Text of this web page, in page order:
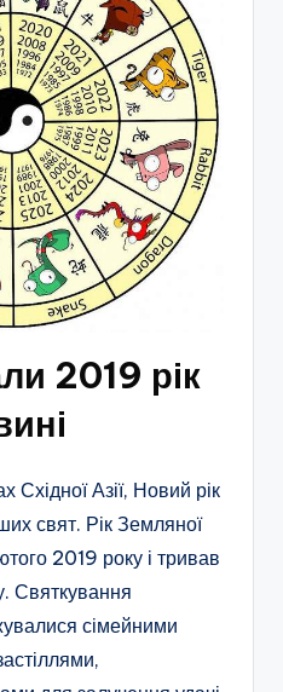
2019 рік
Східної Азії, Новий рік
свят. Рік Земляної
2019 року і тривав
Святкування
сімейними